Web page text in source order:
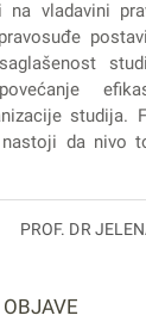
na vladavini
studija.
da nivo
PROF. DR